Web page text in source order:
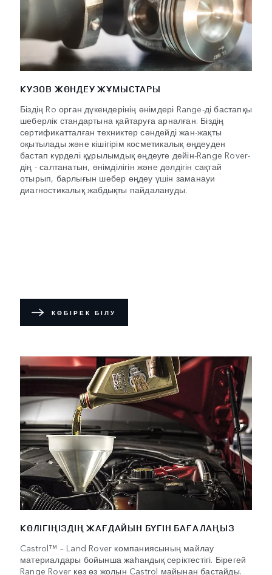
КУЗОВ ЖӨНДЕУ ЖҰМЫСТАРЫ
Біздің Ro орган дүкендерінің өнімдері Range-ді бастапқы
шеберлік стандартына қайтаруға арналған. Біздің
сертификатталған техниктер сәндейді жан-жақты
оқытылады және кішігірім косметикалық өңдеуден
бастап күрделі құрылымдық өңдеуге дейін-Range Rover-
дің - салтанатын, өнімділігін және дәлдігін сақтай
отырып, барлығын шебер өңдеу үшін заманауи
диагностикалық жабдықты пайдалануды.
КӨБІРЕК БІЛУ
КӨЛІГІҢІЗДІҢ ЖАҒДАЙЫН БҮГІН БАҒАЛАҢЫЗ
Castrol™ – Land Rover компаниясының майлау
материалдары бойынша жаһандық серіктестігі. Бірегей
Range Rover көз өз жолын Castrol майынан бастайды.